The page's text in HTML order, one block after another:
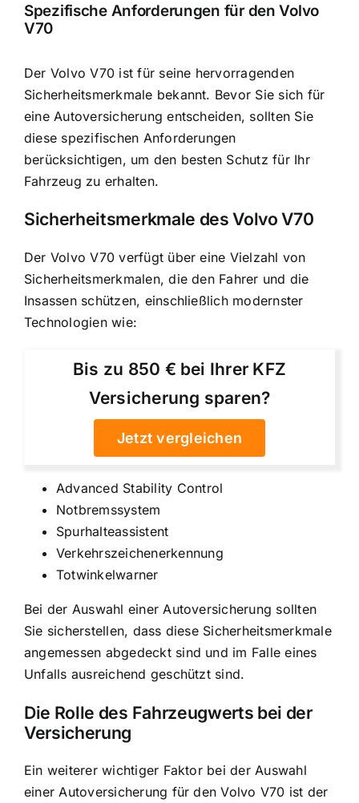
Spezifische Anforderungen für den Volvo
V70
Der Volvo V70 ist für seine hervorragenden
Sicherheitsmerkmale bekannt. Bevor Sie sich für
eine Autoversicherung entscheiden, sollten Sie
diese spezifischen Anforderungen
berücksichtigen, um den besten Schutz für Ihr
Fahrzeug zu erhalten.
Sicherheitsmerkmale des Volvo V70
Der Volvo V70 verfügt über eine Vielzahl von
Sicherheitsmerkmalen, die den Fahrer und die
Insassen schützen, einschließlich modernster
Technologien wie:
Bis zu 850 € bei Ihrer KFZ
Versicherung sparen?
Jetzt vergleichen
Advanced Stability Control
Notbremssystem
Spurhalteassistent
Verkehrszeichenerkennung
Totwinkelwarner
Bei der Auswahl einer Autoversicherung sollten
Sie sicherstellen, dass diese Sicherheitsmerkmale
angemessen abgedeckt sind und im Falle eines
Unfalls ausreichend geschützt sind.
Die Rolle des Fahrzeugwerts bei der
Versicherung
Ein weiterer wichtiger Faktor bei der Auswahl
einer Autoversicherung für den Volvo V70 ist der